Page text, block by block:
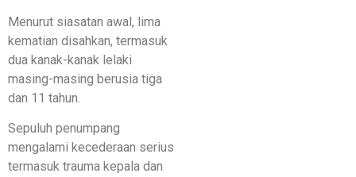
Menurut siasatan awal, lima
kematian disahkan, termasuk
dua kanak-kanak lelaki
masing-masing berusia tiga
dan 11 tahun.
Sepuluh penumpang
mengalami kecederaan serius
termasuk trauma kepala dan